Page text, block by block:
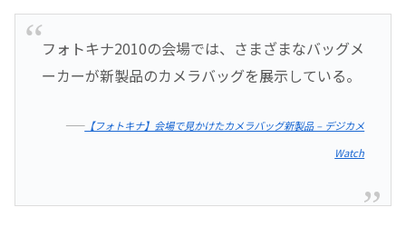
フォトキナ2010の会場では、さまざまなバッグメ
ーカーが新製品のカメラバッグを展示している。
――【フォトキナ】会場で見かけたカメラバッグ新製品 – デジカメ
Watch